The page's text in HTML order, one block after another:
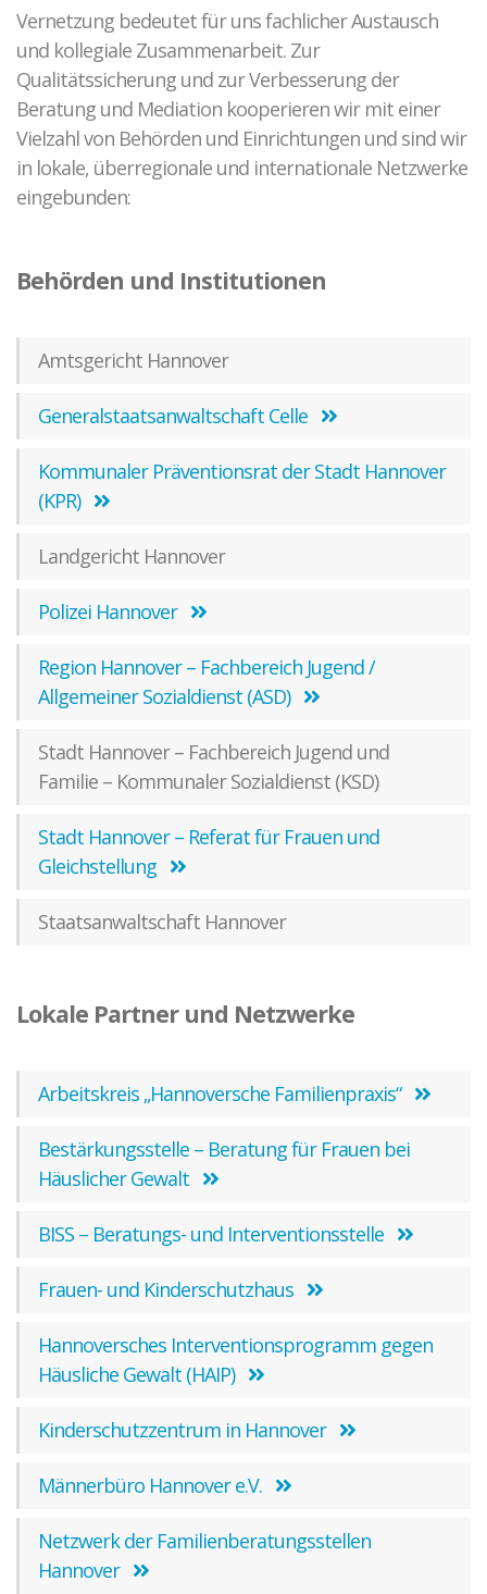
Vernetzung bedeutet für uns fachlicher Austausch
und kollegiale Zusammenarbeit. Zur
Qualitätssicherung und zur Verbesserung der
Beratung und Mediation kooperieren wir mit einer
Vielzahl von Behörden und Einrichtungen und sind wir
in lokale, überregionale und internationale Netzwerke
eingebunden:
Behörden und Institutionen
Amtsgericht Hannover
Generalstaatsanwaltschaft Celle
Kommunaler Präventionsrat der Stadt Hannover
(KPR)
Landgericht Hannover
Polizei Hannover
Region Hannover – Fachbereich Jugend /
Allgemeiner Sozialdienst (ASD)
Stadt Hannover – Fachbereich Jugend und
Familie – Kommunaler Sozialdienst (KSD)
Stadt Hannover – Referat für Frauen und
Gleichstellung
Staatsanwaltschaft Hannover
Lokale Partner und Netzwerke
Arbeitskreis „Hannoversche Familienpraxis“
Bestärkungsstelle – Beratung für Frauen bei
Häuslicher Gewalt
BISS – Beratungs- und Interventionsstelle
Frauen- und Kinderschutzhaus
Hannoversches Interventionsprogramm gegen
Häusliche Gewalt (HAIP)
Kinderschutzzentrum in Hannover
Männerbüro Hannover e.V.
Netzwerk der Familienberatungsstellen
Hannover